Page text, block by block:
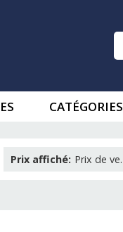
CATÉGORIES
Prix affiché: Prix de ve.